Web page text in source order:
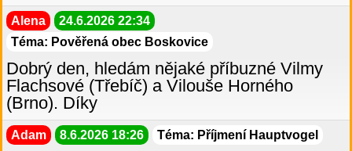
Alena
24.6.2026 22:34
Téma: Pověřená obec Boskovice
Dobrý den, hledám nějaké příbuzné Vilmy
Flachsové (Třebíč) a Vilouše Horného
(Brno). Díky
Adam 8.6.2026 18:26 Téma: Příjmení Hauptvogel